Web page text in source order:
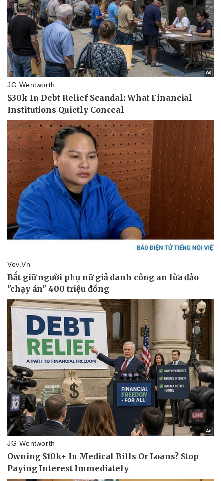
Pháp luật
Vụ án
Tin nóng
Tư vấn luật
Quân sự - Quốc phòng
Vũ khí
Việt Nam
Phân tích